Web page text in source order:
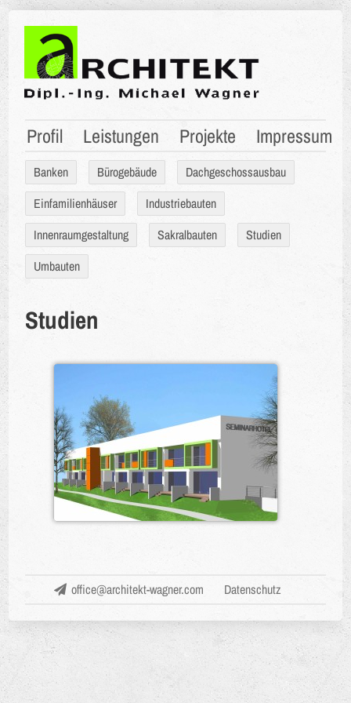
Profil Leistungen Projekte Impressum
Banken Bürogebäude
Dachgeschossausbau
Einfamilienhäuser
Industriebauten
Innenraumgestaltung
Sakralbauten
Studien
Umbauten
Studien
office@architekt-wagner.com Datenschutz